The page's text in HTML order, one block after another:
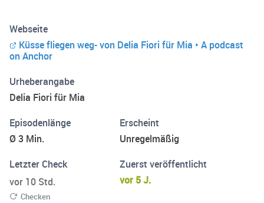
Einschlafritual. Ein wertvolles Geschenk, das den Kindern
mit Sicherheit bis ins Erwachsenenalter im Herzen und der
Seele bleiben wird.
Webseite
Küsse fliegen weg- von Delia Fiori für Mia • A podcast
on Anchor
Urheberangabe
Delia Fiori für Mia
Episodenlänge
Ø 3 Min.
Erscheint
Unregelmäßig
Letzter Check
vor 10 Std.
Checken
Zuerst veröffentlicht
vor 5 J.